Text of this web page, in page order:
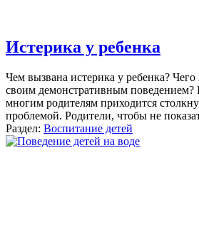
Истерика у ребенка
Чем вызвана истерика у ребенка?
своим демонстративным поведением?
многим родителям приходится
проблемой. Родители, чтобы не
Раздел: Воспитание детей